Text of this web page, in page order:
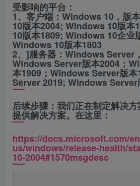
受影响的平台：
1、客户端：Windows 10，版
10版本2004; Windows 10版本
10版本1809; Windows 10企业
Windows 10版本1803
2、]服务器：Windows Server
Windows Server版本2004；
本1909；Windows Server版
Server 2019; Windows Server
后续步骤：我们正在制定解决
提供解决方案。在这里：
https://docs.microsoft.com/
us/windows/release-health/
10-2004#1570msgdesc